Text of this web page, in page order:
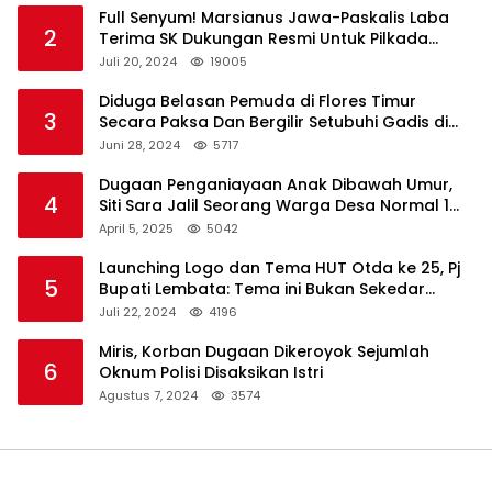
2
Full Senyum! Marsianus Jawa-Paskalis Laba
Terima SK Dukungan Resmi Untuk Pilkada
Lembata
Juli 20, 2024 19005
3
Diduga Belasan Pemuda di Flores Timur
Secara Paksa Dan Bergilir Setubuhi Gadis di
Bawah Umur
Juni 28, 2024 5717
4
Dugaan Penganiayaan Anak Dibawah Umur,
Siti Sara Jalil Seorang Warga Desa Normal 1
Melapor ke Polisi
April 5, 2025 5042
5
Launching Logo dan Tema HUT Otda ke 25, Pj
Bupati Lembata: Tema ini Bukan Sekedar
Refleksi Semalam
Juli 22, 2024 4196
6
Miris, Korban Dugaan Dikeroyok Sejumlah
Oknum Polisi Disaksikan Istri
Agustus 7, 2024 3574